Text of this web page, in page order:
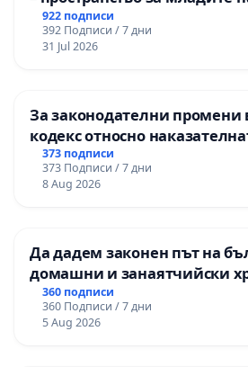
922 подписи
392 Подписи / 7 дни
31 Jul 2026
За законодателни промени
кодекс относно
на непълнолетните при
умишлени престъпления
373 подписи
373 Подписи / 7 дни
8 Aug 2026
Да дадем законен път на
домашни и занаятчийски
360 подписи
360 Подписи / 7 дни
5 Aug 2026